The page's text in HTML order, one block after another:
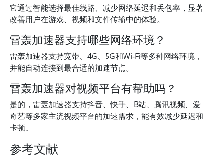
它通过智能选择最佳线路、减少网络延迟和丢包率，显著
改善用户在游戏、视频和文件传输中的体验。
雷轰加速器支持哪些网络环境？
雷轰加速器支持宽带、4G、5G和Wi-Fi等多种网络环境，
并能自动连接到最合适的加速节点。
雷轰加速器对视频平台有帮助吗？
是的，雷轰加速器支持抖音、快手、B站、腾讯视频、爱
奇艺等多家主流视频平台的加速需求，能有效减少延迟和
卡顿。
参考文献